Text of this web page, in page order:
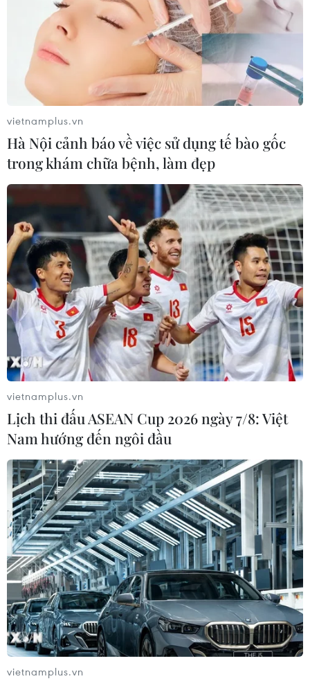
TIN CÙNG CHUYÊN MỤC
Kiểm soát rác thải từ nguồn - Giải
pháp bảo vệ kênh rạch TP Hồ Chí
Minh trong mùa mưa
07/08/2026 04:47
Miền Bắc giảm mưa từ đêm
nay, cuối tuần chuyển nắng nóng
07/08/2026 04:41
Xuất hiện áp thấp nhiệt đới trên khu
vực vịnh Bắc Bộ
07/08/2026 03:54
Lào Cai khẩn trương tìm kiếm 2
người mất tích do mưa lũ
07/08/2026 03:04
Khẩn trương phân luồng giao thông
sau vụ sạt lở trên tuyến ĐT161 ở Lào
vietnamplus.vn
Hà Nội cảnh báo về việc sử dụng tế bào gốc
trong khám chữa bệnh, làm đẹp
vietnamplus.vn
Lịch thi đấu ASEAN Cup 2026 ngày 7/8: Việt
Nam hướng đến ngôi đầu
vietnamplus.vn